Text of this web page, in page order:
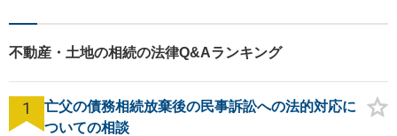
不動産・土地の相続の法律Q&Aランキング
1
亡父の債務相続放棄後の民事訴訟への法的対応に
ついての相談